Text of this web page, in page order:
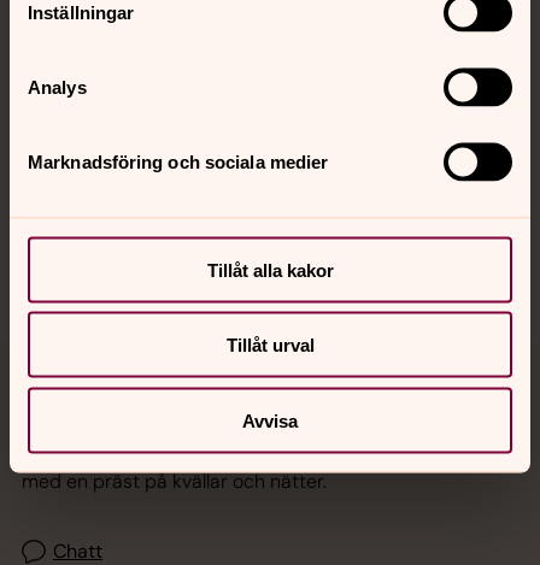
Inställningar
Analys
Marknadsföring och sociala medier
Tillåt alla kakor
Tillåt urval
Avvisa
Kalender
Sociala kanaler
Jourhavande präst
Akut samtals- och krisstöd. Prata eller chatta anonymt
med en präst på kvällar och nätter.
Chatt